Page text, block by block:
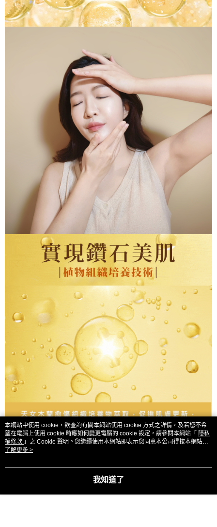
本網站中使用 cookie，欲查詢有關本網站使用 cookie 方式之詳情，及若您不希
望在電腦上使用 cookie 時應如何變更電腦的 cookie 設定，請參閱本網站「 隱私
權條款 」之 Cookie 聲明。您繼續使用本網站即表示您同意本公司得按本網站使
用條款之 Cookie 聲明使用 cookie。
了解更多 >
我知道了